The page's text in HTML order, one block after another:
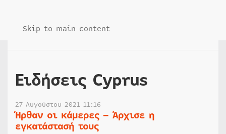
Skip to main content
Ειδήσεις Cyprus
27 Αυγούστου 2021 11:16
Ήρθαν οι κάμερες – Άρχισε η
εγκατάστασή τους